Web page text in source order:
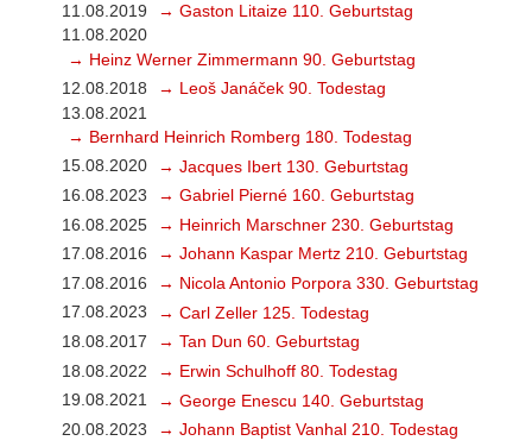
11.08.2019
→ Gaston Litaize 110. Geburtstag
11.08.2020
→ Heinz Werner Zimmermann 90. Geburtstag
12.08.2018
→ Leoš Janáček 90. Todestag
13.08.2021
→ Bernhard Heinrich Romberg 180. Todestag
15.08.2020
→ Jacques Ibert 130. Geburtstag
16.08.2023
→ Gabriel Pierné 160. Geburtstag
16.08.2025
→ Heinrich Marschner 230. Geburtstag
17.08.2016
→ Johann Kaspar Mertz 210. Geburtstag
17.08.2016
→ Nicola Antonio Porpora 330. Geburtstag
17.08.2023
→ Carl Zeller 125. Todestag
18.08.2017
→ Tan Dun 60. Geburtstag
18.08.2022
→ Erwin Schulhoff 80. Todestag
19.08.2021
→ George Enescu 140. Geburtstag
20.08.2023
→ Johann Baptist Vanhal 210. Todestag